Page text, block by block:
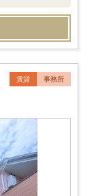
賃貸 事務所